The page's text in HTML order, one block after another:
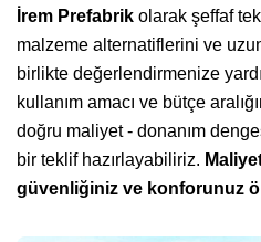
İrem Prefabrik olarak şeffaf
malzeme alternatiflerini ve
birlikte değerlendirmenize
kullanım amacı ve bütçe
doğru maliyet - donanım
bir teklif hazırlayabiliriz.
güvenliğiniz ve konforunuz